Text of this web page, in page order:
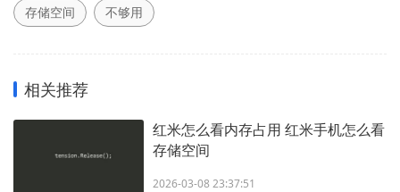
存储空间 不够用
相关推荐
红米怎么看内存占用 红米手机怎么看
存储空间
2026-03-08 23:37:51